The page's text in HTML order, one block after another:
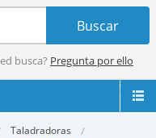
busca? Pregunta por ello
Taladradoras